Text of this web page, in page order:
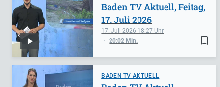
bookmark_border
17. Juli 2026 18:27
20:02 Min.
Baden TV Aktuell, Feitag,
17. Juli 2026
BADEN TV AKTUELL